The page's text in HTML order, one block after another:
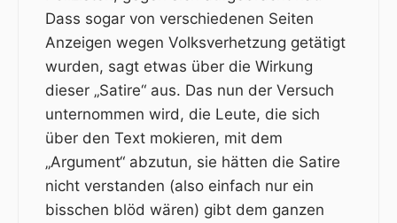
Dass sogar von verschiedenen Seiten
Anzeigen wegen Volksverhetzung getätigt
wurden, sagt etwas über die Wirkung
dieser „Satire“ aus. Das nun der Versuch
unternommen wird, die Leute, die sich
über den Text mokieren, mit dem
„Argument“ abzutun, sie hätten die Satire
nicht verstanden (also einfach nur ein
bisschen blöd wären) gibt dem ganzen